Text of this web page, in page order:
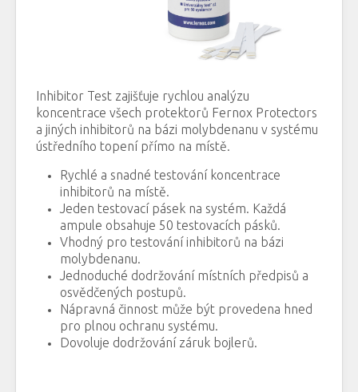
Inhibitor Test zajišťuje rychlou analýzu
koncentrace všech protektorů Fernox Protectors
a jiných inhibitorů na bázi molybdenanu v systému
ústředního topení přímo na místě.
Rychlé a snadné testování koncentrace
inhibitorů na místě.
Jeden testovací pásek na systém. Každá
ampule obsahuje 50 testovacích pásků.
Vhodný pro testování inhibitorů na bázi
molybdenanu.
Jednoduché dodržování místních předpisů a
osvědčených postupů.
Nápravná činnost může být provedena hned
pro plnou ochranu systému.
Dovoluje dodržování záruk bojlerů.